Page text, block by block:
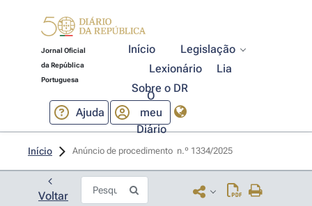
Jornal Oficial
da República
Portuguesa
Início
Legislação
Lexionário
Lia
Sobre o DR
Ajuda
O
meu
Diário
Início Anúncio de procedimento  n.º 1334/2025
Voltar